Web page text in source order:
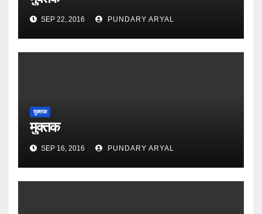
SEP 22, 2016 PUNDARY ARYAL
मुक्तक
मुक्तक
SEP 16, 2016 PUNDARY ARYAL